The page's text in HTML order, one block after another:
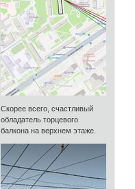
Скорее всего, счастливый
обладатель торцевого
балкона на верхнем этаже.